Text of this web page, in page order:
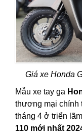
Giá xe Honda
Mẫu xe tay ga
thương mại chính
tháng 4 ở triển
110 mới nhất